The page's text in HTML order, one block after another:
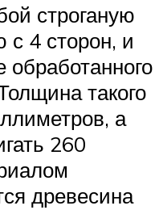
строганую
с 4 сторон, и
такого
а
260
древесина